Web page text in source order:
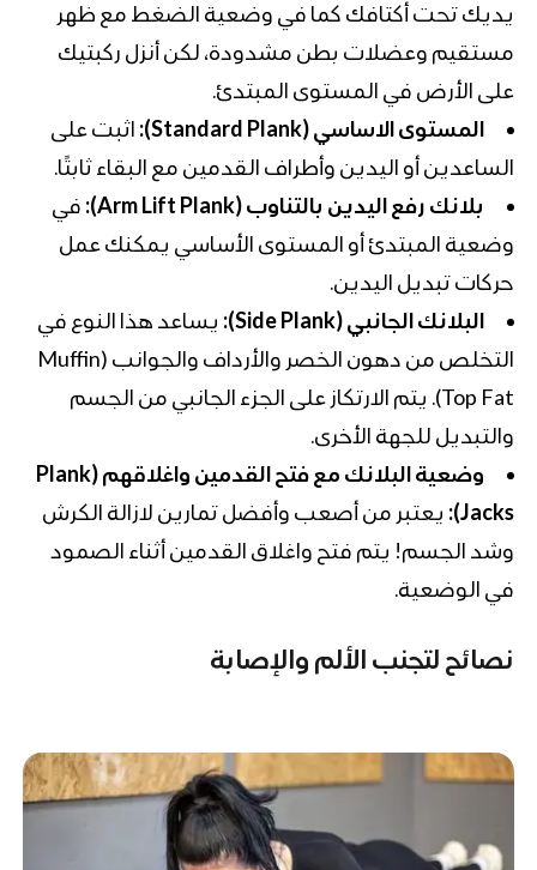
يديك تحت أكتافك كما في وضعية الضغط مع ظهر
مستقيم وعضلات بطن مشدودة، لكن أنزل ركبتيك
على الأرض في المستوى المبتدئ.
المستوى الاساسي (Standard Plank):
اثبت على
الساعدين أو اليدين وأطراف القدمين مع البقاء ثابتًا.
بلانك رفع اليدين بالتناوب (Arm Lift Plank):
في
وضعية المبتدئ أو المستوى الأساسي يمكنك عمل
حركات تبديل اليدين.
البلانك الجانبي (Side Plank):
يساعد هذا النوع في
التخلص من دهون الخصر والأرداف والجوانب (Muffin
Top Fat). يتم الارتكاز على الجزء الجانبي من الجسم
والتبديل للجهة الأخرى.
وضعية البلانك مع فتح القدمين واغلاقهم (Plank
Jacks):
يعتبر من أصعب وأفضل تمارين لازالة الكرش
وشد الجسم! يتم فتح واغلاق القدمين أثناء الصمود
في الوضعية.
نصائح لتجنب الألم والإصابة